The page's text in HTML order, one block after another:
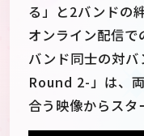
る」と2バンドの
オンライン配信
バンド同士の対
Round 2-」は、
合う映像からスタ